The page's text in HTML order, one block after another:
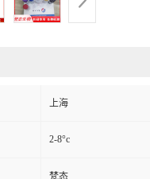
上海
2-8°c
梵态